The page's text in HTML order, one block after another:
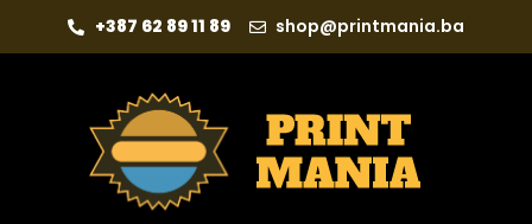
+387 62 89 11 89 shop@printmania.ba